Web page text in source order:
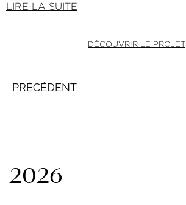
LIRE LA SUITE
DÉCOUVRIR LE PROJET
PRÉCÉDENT
2026